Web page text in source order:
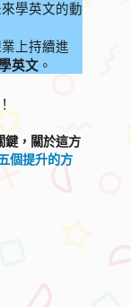
學英文的動
上持續進
英文 。
鍵，關於這方
個提升的方